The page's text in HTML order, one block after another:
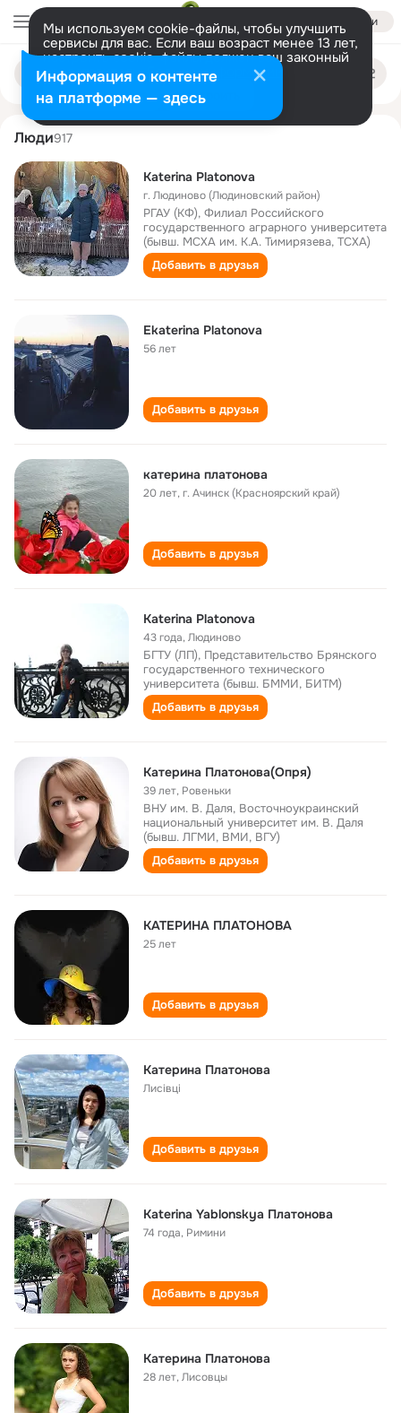
Войти
Мы используем cookie-файлы, чтобы улучшить
сервисы для вас. Если ваш возраст менее 13 лет,
настроить cookie-файлы должен ваш законный
представитель. Больше информации
Разрешить все Настроить
Поиск
людям
katerina platonova
Люди917
Katerina Platonova
г. Людиново (Людиновский район)
РГАУ (КФ), Филиал Российского
государственного аграрного университета
(бывш. МСХА им. К.А. Тимирязева, ТСХА)
Добавить в друзья
Ekaterina Platonova
56 лет
Добавить в друзья
катерина платонова
20 лет,г. Ачинск (Красноярский край)
Добавить в друзья
Katerina Platonova
43 года,Людиново
БГТУ (ЛП), Представительство Брянского
государственного технического
университета (бывш. БММИ, БИТМ)
Добавить в друзья
Катерина Платонова(Опря)
39 лет, Ровеньки
ВНУ им. В. Даля, Восточноукраинский
национальный университет им. В. Даля
(бывш. ЛГМИ, ВМИ, ВГУ)
Добавить в друзья
КАТЕРИНА ПЛАТОНОВА
25 лет
Добавить в друзья
Катерина Платонова
Лисівці
Добавить в друзья
Katerina Yablonskya Платонова
74 года, Римини
Добавить в друзья
Катерина Платонова
28 лет,Лисовцы
Информация о контенте
на платформе — здесь